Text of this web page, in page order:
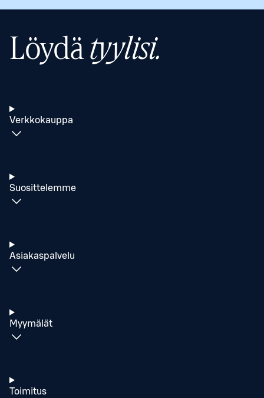
Löydätyylisi.
Verkkokauppa
Suosittelemme
Asiakaspalvelu
Myymälät
Toimitus